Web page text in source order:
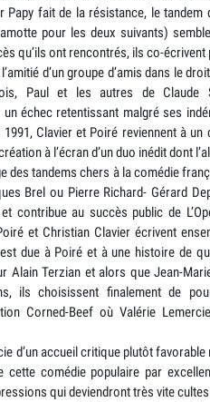
fait de la résistance, le tandem
pour les deux suivants)
qu’ils ont rencontrés, ils co-écrivent
d’un groupe d’amis dans le
Paul et les autres de Claude
échec retentissant malgré ses
Clavier et Poiré reviennent à un
à l’écran d’un duo inédit dont
des tandems chers à la comédie
Brel ou Pierre Richard- Gérard
contribue au succès public de
et Christian Clavier écrivent
due à Poiré et à une histoire de
Alain Terzian et alors que Jean-
ils choisissent finalement de
Corned-Beef où Valérie
d’un accueil critique plutôt favorable
cette comédie populaire par
qui deviendront très vite